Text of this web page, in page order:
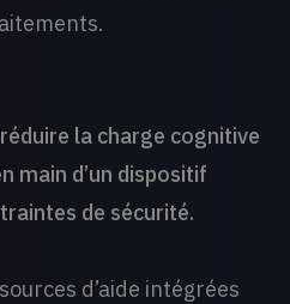
la charge cognitive
main d’un dispositif
de sécurité.
d’aide intégrées